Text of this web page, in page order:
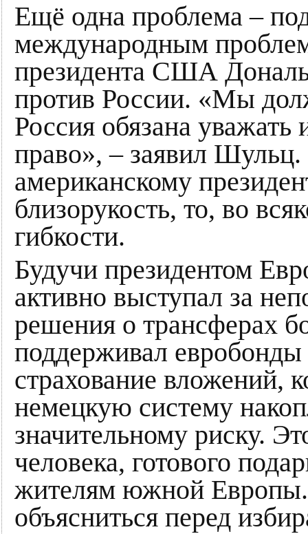
Ещё одна проблема –
международным
президента США
против России. «Мы
Россия обязана
право», – заявил
американскому
близорукость, то, во
гибкости.
Будучи президентом
активно выступал за
решения о трансферах
поддерживал
страхование вложений,
немецкую систему
значительному риску.
человека, готового
жителям южной Европы.
объясниться перед